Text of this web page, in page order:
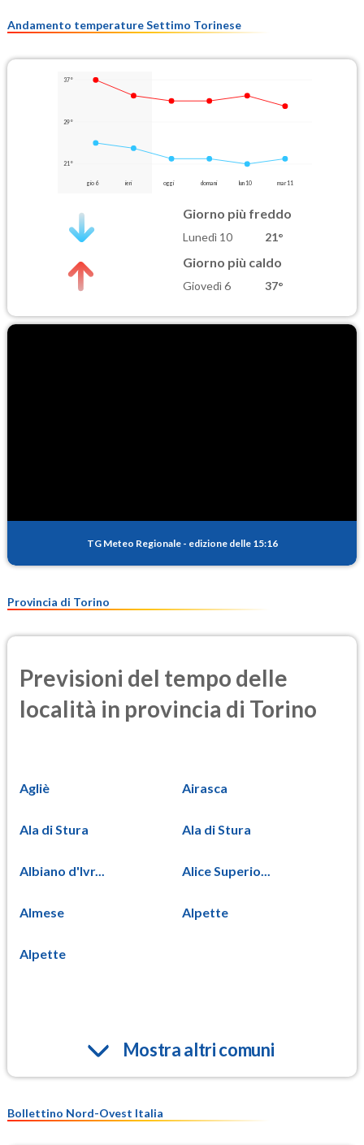
Andamento temperature Settimo Torinese
37°
29°
21°
gio 6 ieri oggi domani lun 10 mar 11
Giorno più freddo
Lunedì 10 21°
Giorno più caldo
Giovedì 6 37°
TG Meteo Regionale - edizione delle 15:16
Provincia di Torino
Previsioni del tempo delle
località in provincia di Torino
Agliè Airasca
Ala di Stura Ala di Stura
Albiano d'Ivr... Alice Superio...
Almese Alpette
Alpette
Mostra altri comuni
Bollettino Nord-Ovest Italia